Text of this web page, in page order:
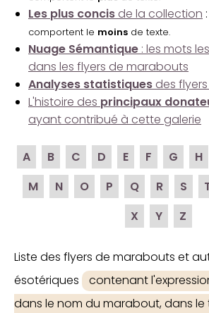
Les plus concis de la collection :
comportent le moins de texte.
Nuage Sémantique : les mots
dans les flyers de marabouts
Analyses statistiques des
L'histoire des principaux
ayant contribué à cette galerie
A B C D E F G H
M
N O P Q R S
X
Y Z
Liste des flyers de marabouts et
ésotériques
contenant
dans le nom du marabout, dans le